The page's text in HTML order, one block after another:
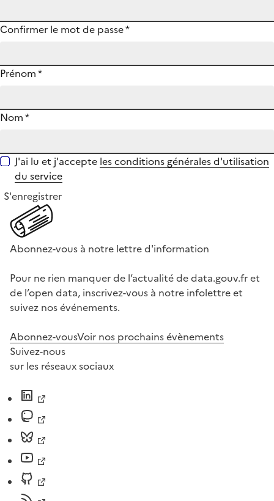
Confirmer le mot de passe*
Prénom*
Nom*
J'ai lu et j'accepte les conditions générales d'utilisation
du service
S'enregistrer
Abonnez-vous à notre lettre d'information
Pour ne rien manquer de l’actualité de data.gouv.fr et
de l’open data, inscrivez-vous à notre infolettre et
suivez nos événements.
Abonnez-vousVoir nos prochains évènements
Suivez-nous
sur les réseaux sociaux